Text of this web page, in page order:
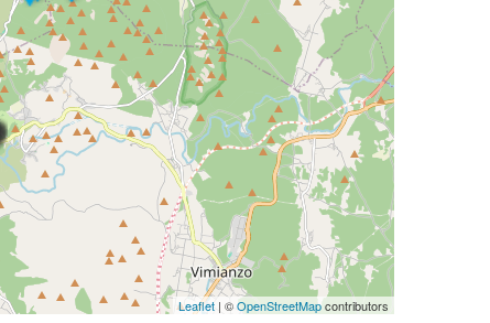
Leaflet | ©OpenStreetMapcontributors